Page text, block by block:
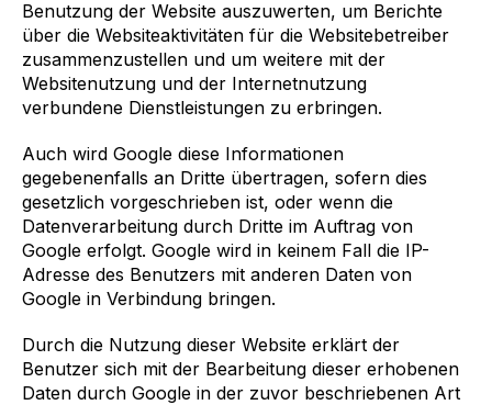
Benutzung der Website auszuwerten, um Berichte
über die Websiteaktivitäten für die Websitebetreiber
zusammenzustellen und um weitere mit der
Websitenutzung und der Internetnutzung
verbundene Dienstleistungen zu erbringen.
Auch wird Google diese Informationen
gegebenenfalls an Dritte übertragen, sofern dies
gesetzlich vorgeschrieben ist, oder wenn die
Datenverarbeitung durch Dritte im Auftrag von
Google erfolgt. Google wird in keinem Fall die IP-
Adresse des Benutzers mit anderen Daten von
Google in Verbindung bringen.
Durch die Nutzung dieser Website erklärt der
Benutzer sich mit der Bearbeitung dieser erhobenen
Daten durch Google in der zuvor beschriebenen Art